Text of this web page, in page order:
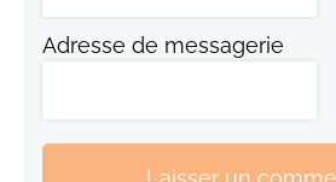
Adresse de messagerie